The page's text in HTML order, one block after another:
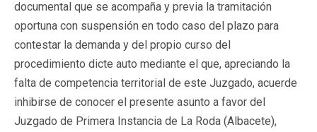
documental que se acompaña y previa la tramitación
oportuna con suspensión en todo caso del plazo para
contestar la demanda y del propio curso del
procedimiento dicte auto mediante el que, apreciando la
falta de competencia territorial de este Juzgado, acuerde
inhibirse de conocer el presente asunto a favor del
Juzgado de Primera Instancia de La Roda (Albacete),